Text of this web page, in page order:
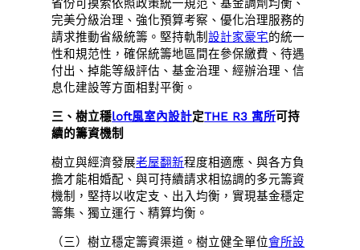
省份可摸索依照政策統一規范、基金調劑均衡、
完美分級治理、強化預算考察、優化治理服務的
請求推動省級統籌。堅持軌制設計家豪宅的統一
性和規范性，確保統籌地區間在參保繳費、待遇
付出、掉能等級評估、基金治理、經辦治理、信
息化建設等方面相對平衡。
三、樹立穩loft風室內設計定THE R3 寓所可持
續的籌資機制
樹立與經濟發展老屋翻新程度相適應、與各方負
擔才能相婚配、與可持續請求相協調的多元籌資
機制，堅持以收定支、出入均衡，實現基金穩定
籌集、獨立運行、精算均衡。
（三）樹立穩定籌資渠道。樹立健全單位會所設